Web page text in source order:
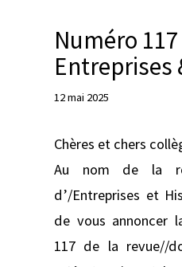
Numéro
Entreprises
12 mai 2025
Chères et chers
Au nom de la
d’/Entreprises et
de vous annoncer
117 de la revue//